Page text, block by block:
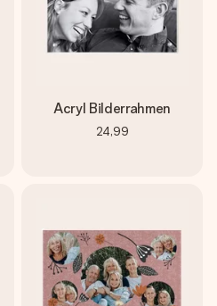
Acryl Bilderrahmen
24,99